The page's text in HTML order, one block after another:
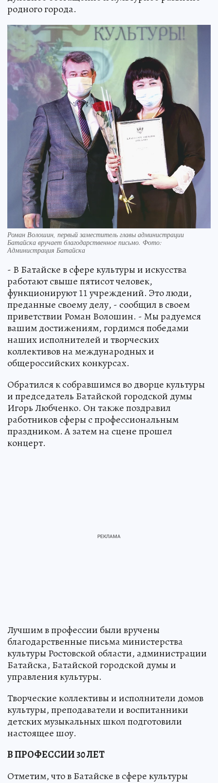
родного города.
Роман Волошин, первый заместитель главы администрации
Батайска вручает благодарственное письмо. Фото:
Администрация Батайска
- В Батайске в сфере культуры и искусства
работают свыше пятисот человек,
функционируют 11 учреждений. Это люди,
преданные своему делу, - сообщил в своем
приветствии Роман Волошин. - Мы радуемся
вашим достижениям, гордимся победами
наших исполнителей и творческих
коллективов на международных и
общероссийских конкурсах.
Обратился к собравшимся во дворце культуры
и председатель Батайской городской думы
Игорь Любченко. Он также поздравил
работников сферы с профессиональным
праздником. А затем на сцене прошел
концерт.
Лучшим в профессии были вручены
благодарственные письма министерства
культуры Ростовской области, администрации
Батайска, Батайской городской думы и
управления культуры.
Творческие коллективы и исполнители домов
культуры, преподаватели и воспитанники
детских музыкальных школ подготовили
настоящее шоу.
В ПРОФЕССИИ 30 ЛЕТ
Отметим, что в Батайске в сфере культуры